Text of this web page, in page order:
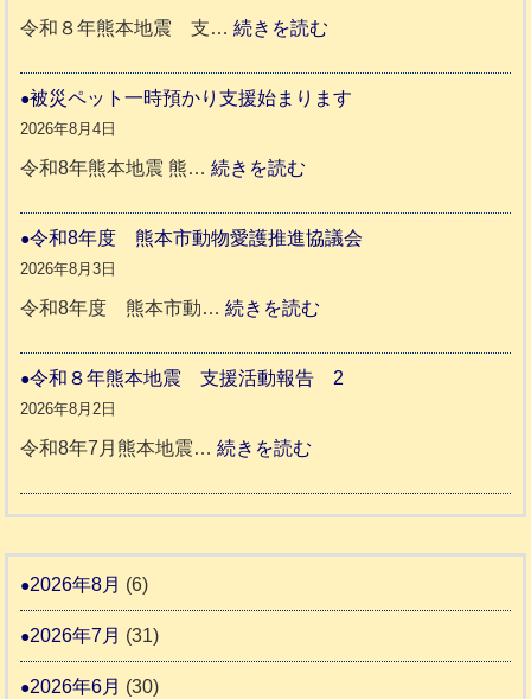
ト
人
ホ
日
記
令和８年熊本地震 支…続きを読む
和
本
支
報
3
被災ペット一時預かり支援始まります
2026年8月4日
令和8年熊本地震 熊…続きを読む
災
ッ
一
り
り
令和8年度 熊本市動物愛護推進協議会
2026年8月3日
令和8年度 熊本市動…続きを読む
和
市
令和８年熊本地震 支援活動報告 2
2026年8月2日
令和8年7月熊本地震…続きを読む
和
熊
2026年8月 (6)
2026年7月 (31)
2026年6月 (30)